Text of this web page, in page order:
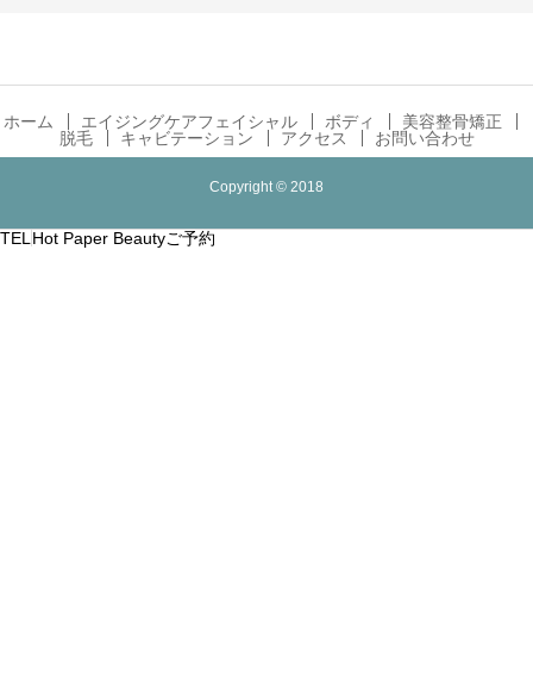
ホーム エイジングケアフェイシャル ボディ
美容整骨矯正
脱毛
キャビテーション アクセス お問い合わせ
Copyright © 2018
TEL Hot Paper Beautyご予約